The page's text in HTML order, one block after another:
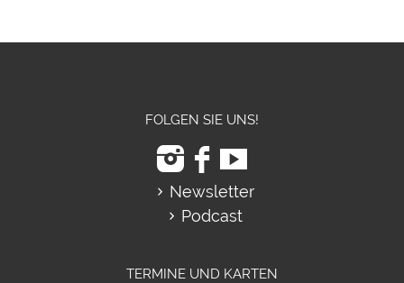
FOLGEN SIE UNS!
Newsletter
Podcast
TERMINE UND KARTEN